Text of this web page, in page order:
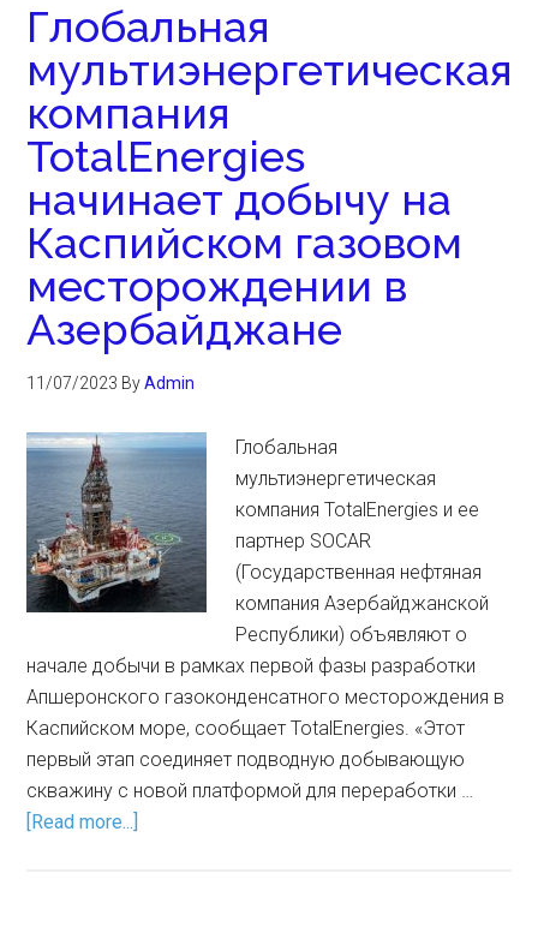
Глобальная
мультиэнергетическая
компания
TotalEnergies
начинает добычу на
Каспийском газовом
месторождении в
Азербайджане
11/07/2023 ByAdmin
Глобальная
мультиэнергетическая
компания TotalEnergies и ее
партнер SOCAR
(Государственная нефтяная
компания Азербайджанской
Республики) объявляют о
начале добычи в рамках первой фазы разработки
Апшеронского газоконденсатного месторождения в
Каспийском море, сообщает TotalEnergies. «Этот
первый этап соединяет подводную добывающую
скважину с новой платформой для переработки …
[Read more...]